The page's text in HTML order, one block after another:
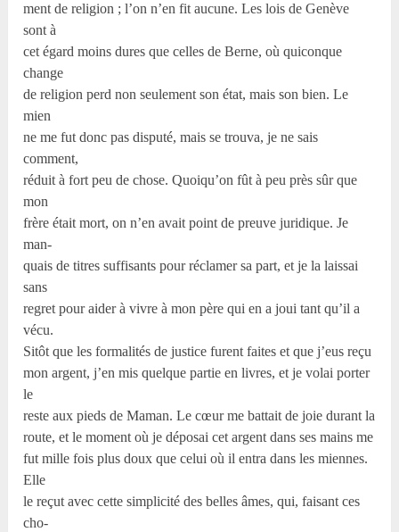
ment de religion ; l’on n’en fit aucune. Les lois de Genève
sont à
cet égard moins dures que celles de Berne, où quiconque
change
de religion perd non seulement son état, mais son bien. Le
mien
ne me fut donc pas disputé, mais se trouva, je ne sais
comment,
réduit à fort peu de chose. Quoiqu’on fût à peu près sûr que
mon
frère était mort, on n’en avait point de preuve juridique. Je
man-
quais de titres suffisants pour réclamer sa part, et je la laissai
sans
regret pour aider à vivre à mon père qui en a joui tant qu’il a
vécu.
Sitôt que les formalités de justice furent faites et que j’eus reçu
mon argent, j’en mis quelque partie en livres, et je volai porter
le
reste aux pieds de Maman. Le cœur me battait de joie durant la
route, et le moment où je déposai cet argent dans ses mains me
fut mille fois plus doux que celui où il entra dans les miennes.
Elle
le reçut avec cette simplicité des belles âmes, qui, faisant ces
cho-